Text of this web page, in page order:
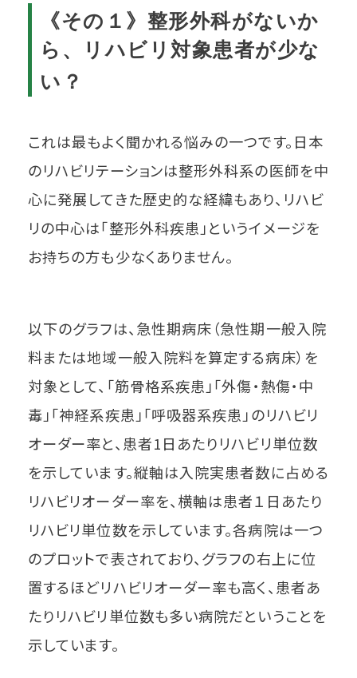
《その１》整形外科がないか
ら、リハビリ対象患者が少な
い？
これは最もよく聞かれる悩みの一つです。日本
のリハビリテーションは整形外科系の医師を中
心に発展してきた歴史的な経緯もあり、リハビ
リの中心は「整形外科疾患」というイメージを
お持ちの方も少なくありません。
以下のグラフは、急性期病床（急性期一般入院
料または地域一般入院料を算定する病床）を
対象として、「筋骨格系疾患」「外傷・熱傷・中
毒」「神経系疾患」「呼吸器系疾患」のリハビリ
オーダー率と、患者1日あたりリハビリ単位数
を示しています。縦軸は入院実患者数に占める
リハビリオーダー率を、横軸は患者１日あたり
リハビリ単位数を示しています。各病院は一つ
のプロットで表されており、グラフの右上に位
置するほどリハビリオーダー率も高く、患者あ
たりリハビリ単位数も多い病院だということを
示しています。